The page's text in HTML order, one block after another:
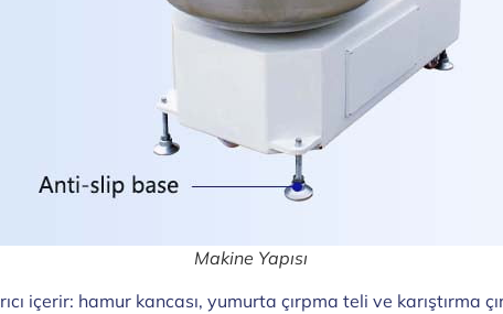
Makine Yapısı
içerir: hamur kancası, yumurta çırpma teli ve karıştırma